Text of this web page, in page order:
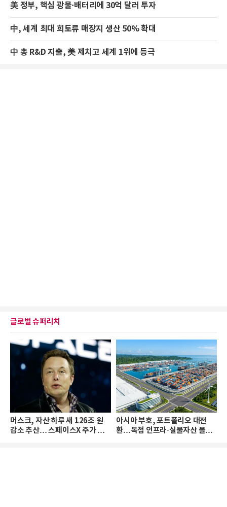
美 정부, 핵심 광물·배터리에 30억 달러 투자
中, 세계 최대 희토류 매장지 생산 50% 확대
中 총 R&D 지출, 美 제치고 세계 1위에 등극
글로벌 슈퍼리치
머스크, 자산 하루 새 126조 원
감소 추산… 스페이스X 주가 하
아시아 부호, 포트폴리오 대전
환…독점 인프라·실물자산 몰린